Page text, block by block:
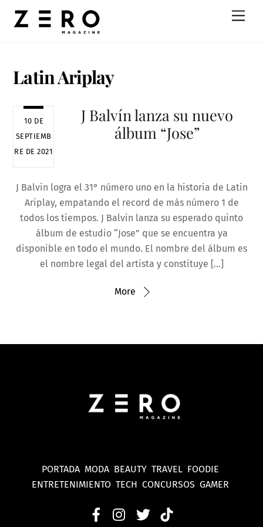
Latin Ariplay
10 DE
SEPTIEMB
RE DE 2021
J Balvín lanza su nuevo
álbum “Jose”
J Balvin logra el 31° número uno en la historia de Latin
Ariplay, empatando el record de más número 1 de
todos los tiempos. J Balvin lanza su esperado quinto
álbum de estudio “Jose” que se encuentra ya
disponible en todo el mundo. El nombre del álbum es
el nombre legal del artista y constituye […]
More
PORTADA MODA BEAUTY TRAVEL FOODIE
ENTRETENIMIENTO TECH CONCURSOS GAMER